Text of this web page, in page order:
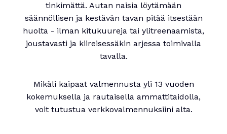
tinkimättä. Autan naisia löytämään
säännöllisen ja kestävän tavan pitää itsestään
huolta - ilman kitukuureja tai ylitreenaamista,
joustavasti ja kiireisessäkin arjessa toimivalla
tavalla.
Mikäli kaipaat valmennusta yli 13 vuoden
kokemuksella ja rautaisella ammattitaidolla,
voit tutustua verkkovalmennuksiini alta.